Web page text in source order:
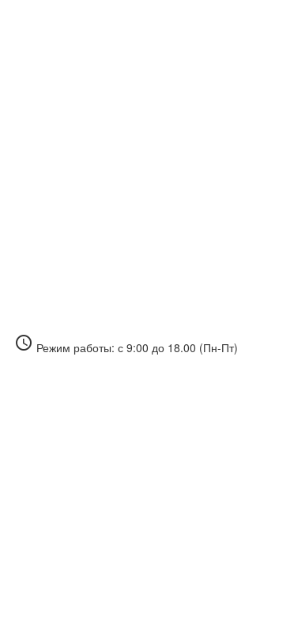
access_time Режим работы: с 9:00 до 18.00 (Пн-Пт)